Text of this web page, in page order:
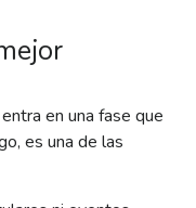
en una fase que
es una de las